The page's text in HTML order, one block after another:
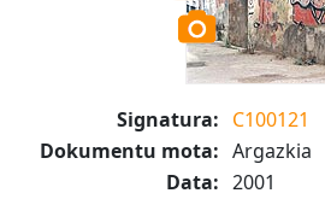
Signatura: C100121
Dokumentu mota: Argazkia
Data: 2001